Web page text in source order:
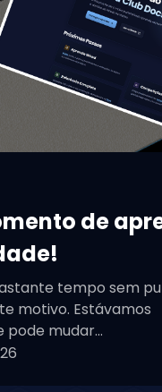
de
tempo sem
motivo. Estávamos
mudar...